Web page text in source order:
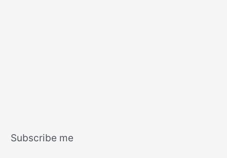
Subscribe me